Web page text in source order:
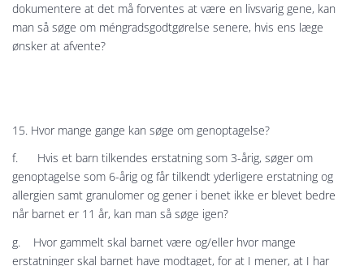
dokumentere at det må forventes at være en livsvarig gene, kan
man så søge om méngradsgodtgørelse senere, hvis ens læge
ønsker at afvente?
15. Hvor mange gange kan søge om genoptagelse?
f. Hvis et barn tilkendes erstatning som 3-årig, søger om
genoptagelse som 6-årig og får tilkendt yderligere erstatning og
allergien samt granulomer og gener i benet ikke er blevet bedre
når barnet er 11 år, kan man så søge igen?
g. Hvor gammelt skal barnet være og/eller hvor mange
erstatninger skal barnet have modtaget, for at I mener, at I har